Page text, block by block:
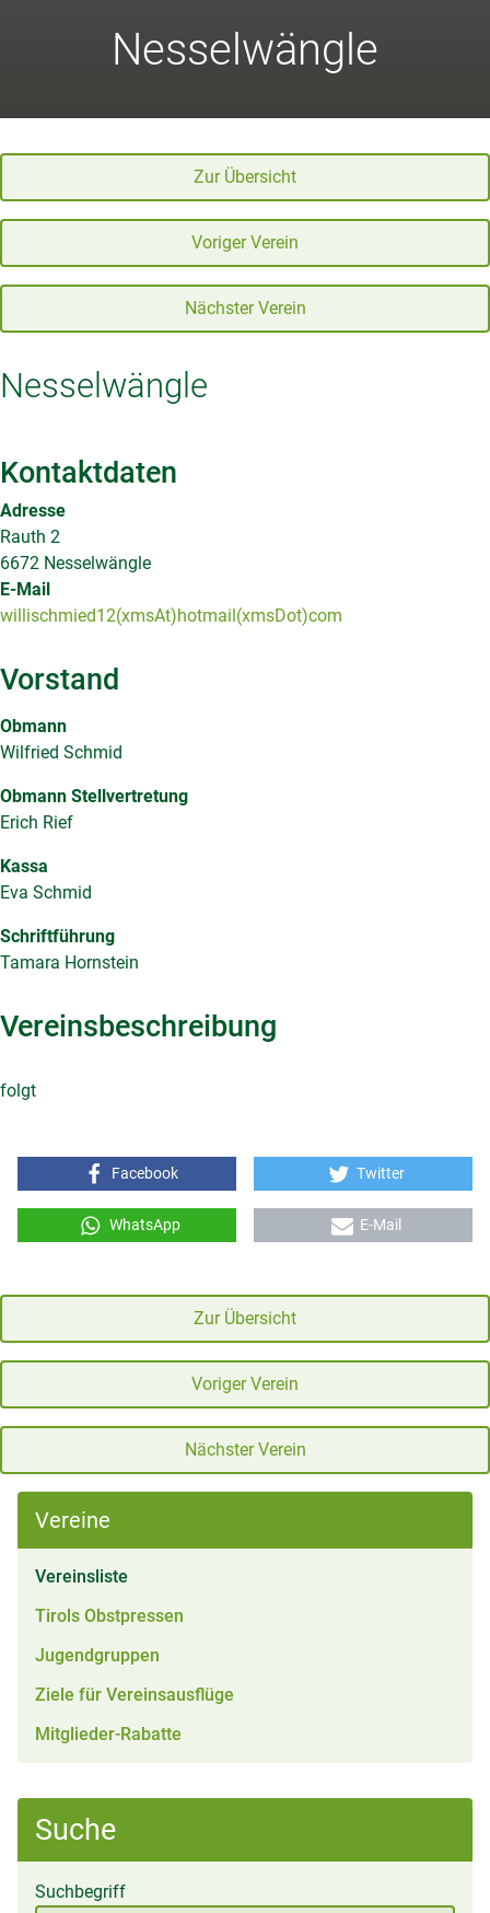
Nesselwängle
Vereine
Vereinsliste
Tirols Obstpressen
Jugendgruppen
Ziele für Vereinsausflüge
Mitglieder-Rabatte
Suche
Suchbegriff
Zur Übersicht
Voriger Verein
Nächster Verein
Nesselwängle
Kontaktdaten
Adresse
Rauth 2
6672 Nesselwängle
E-Mail
willischmied12(xmsAt)hotmail(xmsDot)com
Vorstand
Obmann
Wilfried Schmid
Obmann Stellvertretung
Erich Rief
Kassa
Eva Schmid
Schriftführung
Tamara Hornstein
Vereinsbeschreibung
folgt
Facebook Twitter
WhatsApp E-Mail
Zur Übersicht
Voriger Verein
Nächster Verein